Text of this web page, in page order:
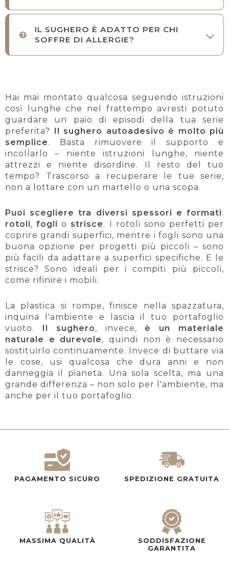
IL SUGHERO È ADATTO PER CHI
SOFFRE DI ALLERGIE?
Hai mai montato qualcosa seguendo istruzioni
così lunghe che nel frattempo avresti potuto
guardare un paio di episodi della tua serie
preferita?
Il sughero autoadesivo è molto più
semplice. Basta rimuovere il supporto e
incollarlo – niente istruzioni lunghe, niente
attrezzi e niente disordine. Il resto del tuo
tempo? Trascorso a recuperare le tue serie,
non a lottare con un martello o una scopa.
Puoi scegliere tra diversi spessori e formati:
rotoli,fogli o strisce. I rotoli sono perfetti per
coprire grandi superfici, mentre i fogli sono una
buona opzione per progetti più piccoli – sono
più facili da adattare a superfici specifiche. E le
strisce? Sono ideali per i compiti più piccoli,
come rifinire i mobili.
La plastica si rompe, finisce nella spazzatura,
inquina l'ambiente e lascia il tuo portafoglio
vuoto.
Il sughero, invece, è un materiale
naturale e durevole, quindi non è necessario
sostituirlo continuamente. Invece di buttare via
le cose, usi qualcosa che dura anni e non
danneggia il pianeta. Una sola scelta, ma una
grande differenza – non solo per l'ambiente, ma
anche per il tuo portafoglio.
PAGAMENTO SICURO SPEDIZIONE GRATUITA
MASSIMA QUALITÀ
SODDISFAZIONE
GARANTITA